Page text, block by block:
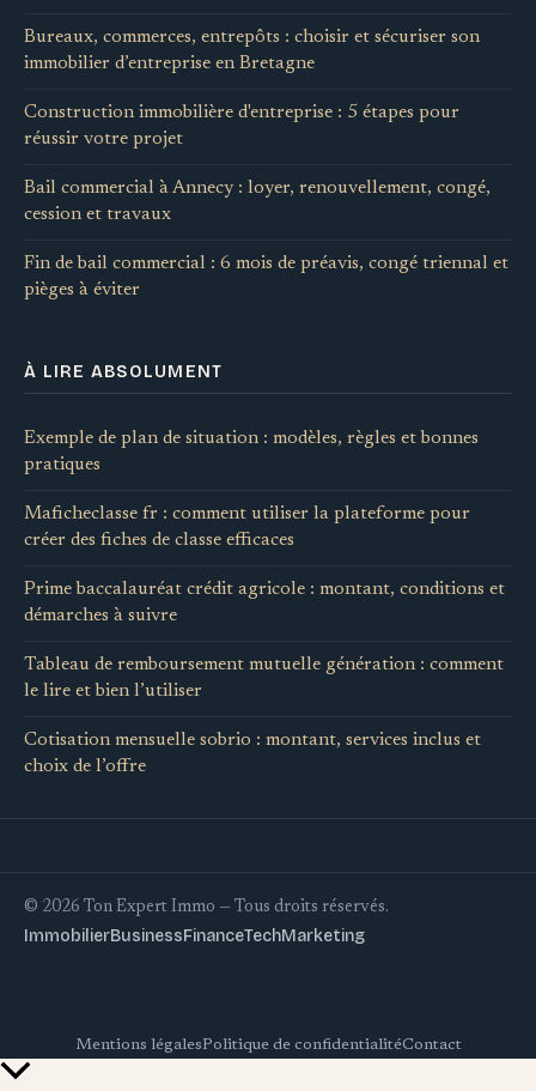
Bureaux, commerces, entrepôts : choisir et sécuriser son
immobilier d’entreprise en Bretagne
Construction immobilière d'entreprise : 5 étapes pour
réussir votre projet
Bail commercial à Annecy : loyer, renouvellement, congé,
cession et travaux
Fin de bail commercial : 6 mois de préavis, congé triennal et
pièges à éviter
À LIRE ABSOLUMENT
Exemple de plan de situation : modèles, règles et bonnes
pratiques
Maficheclasse fr : comment utiliser la plateforme pour
créer des fiches de classe efficaces
Prime baccalauréat crédit agricole : montant, conditions et
démarches à suivre
Tableau de remboursement mutuelle génération : comment
le lire et bien l’utiliser
Cotisation mensuelle sobrio : montant, services inclus et
choix de l’offre
© 2026 Ton Expert Immo — Tous droits réservés.
ImmobilierBusinessFinanceTechMarketing
Mentions légalesPolitique de confidentialitéContact